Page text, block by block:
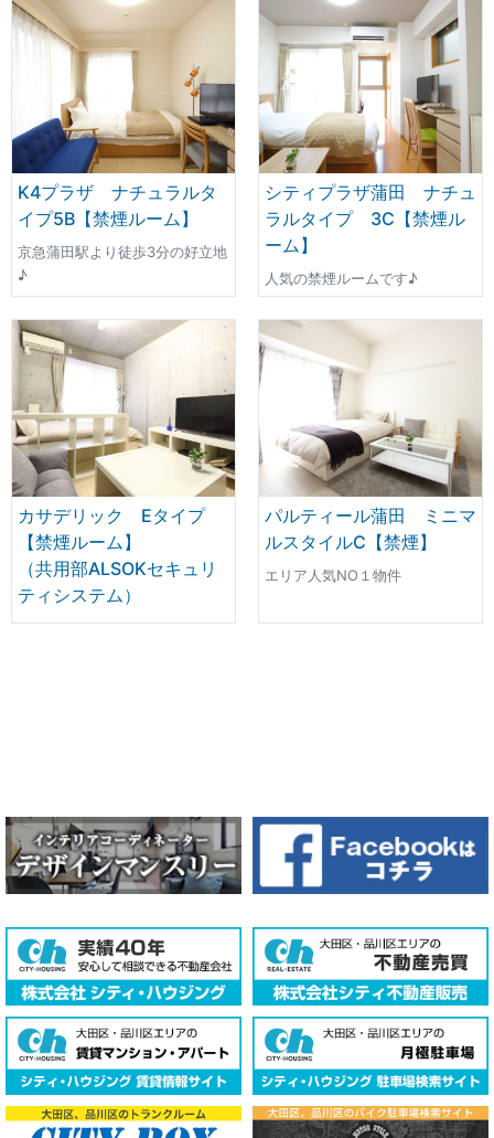
K4プラザ ナチュラルタ
イプ5B【禁煙ルーム】
京急蒲田駅より徒歩3分の好立地
♪
シティプラザ蒲田 ナチュ
ラルタイプ 3C【禁煙ル
ーム】
人気の禁煙ルームです♪
カサデリック Eタイプ
【禁煙ルーム】
（共用部ALSOKセキュリ
ティシステム）
パルティール蒲田 ミニマ
ルスタイルC【禁煙】
エリア人気NO１物件